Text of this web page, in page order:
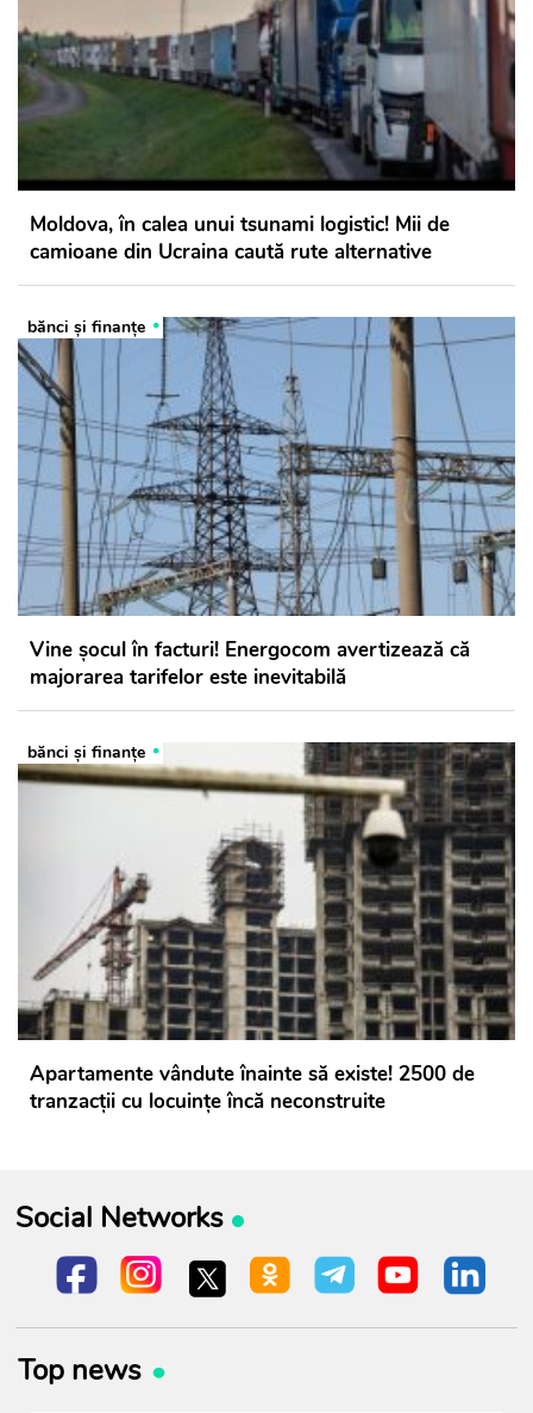
Moldova, în calea unui tsunami logistic! Mii de
camioane din Ucraina caută rute alternative
bănci şi finanţe
Vine șocul în facturi! Energocom avertizează că
majorarea tarifelor este inevitabilă
bănci şi finanţe
Apartamente vândute înainte să existe! 2500 de
tranzacții cu locuințe încă neconstruite
Social Networks
Top news